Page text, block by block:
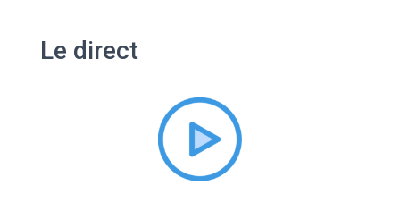
Le direct